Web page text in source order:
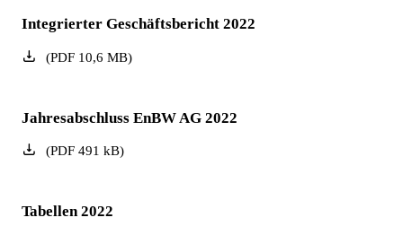
Integrierter Geschäftsbericht 2022
(PDF10,6 MB)
Jahresabschluss EnBW AG 2022
(PDF491 kB)
Tabellen 2022